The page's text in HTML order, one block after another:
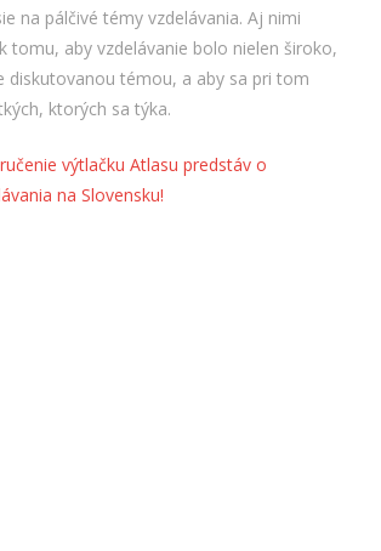
na pálčivé témy vzdelávania. Aj nimi
tomu, aby vzdelávanie bolo nielen široko,
diskutovanou témou, a aby sa pri tom
ktorých sa týka.
výtlačku Atlasu predstáv o
na Slovensku!